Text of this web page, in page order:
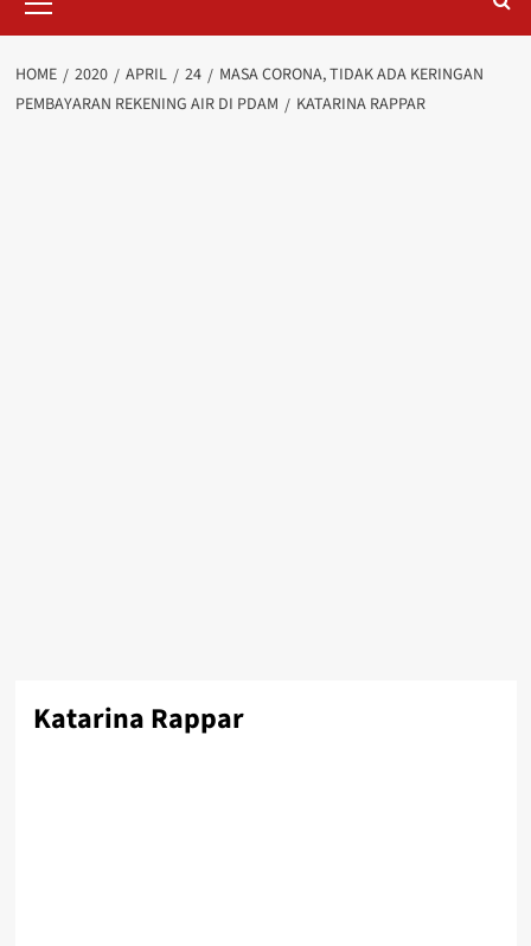
Menu
HOME 2020 APRIL 24
MASA CORONA, TIDAK ADA KERINGAN
PEMBAYARAN REKENING AIR DI PDAM
KATARINA RAPPAR
Katarina Rappar